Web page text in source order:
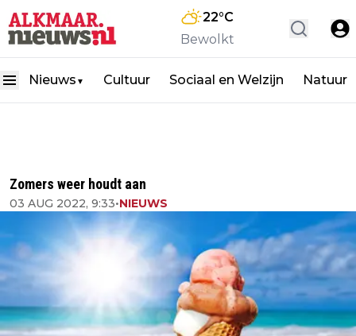
22°C
Bewolkt
Nieuws ▼ Cultuur Sociaal en Welzijn Natuur
Zomers weer houdt aan
03 AUG 2022, 9:33•NIEUWS